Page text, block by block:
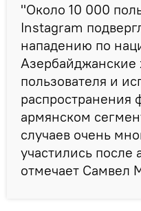
"Около 10 000
Instagram
нападению по
Азербайджанские
пользователя и
распространения
армянском
случаев очень
участились
отмечает Самвел